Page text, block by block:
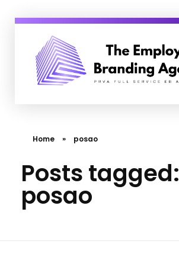
Home » posao
Posts tagged:
posao